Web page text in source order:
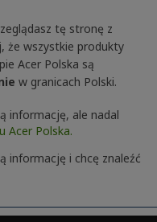
tę stronę z
że wszystkie produkty
Acer Polska są
w granicach Polski.
informację, ale nadal
Acer Polska.
informację i chcę znaleźć